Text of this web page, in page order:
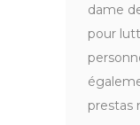
dame
pour
prestas